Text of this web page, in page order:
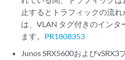
止するとトラフィックの流
は、VLAN タグ付きのインタ
ます。 PR1808353
Junos SRX5600およびvSRX3